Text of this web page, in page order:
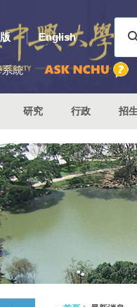
English
統
研究 行政 招生